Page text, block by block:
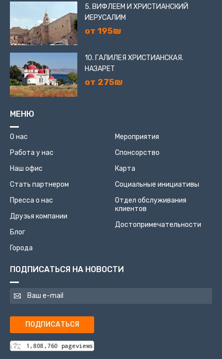
5. ВИФЛЕЕМ И ХРИСТИАНСКИЙ
ИЕРУСАЛИМ
от 195₪
10. ГАЛИЛЕЯ ХРИСТИАНСКАЯ.
НАЗАРЕТ
от 275₪
МЕНЮ
О нас
Работа у нас
Наш офис
Стать партнером
Пресса о нас
Друзья компании
Блог
Города
Мероприятия
Спонсорство
Карта
Социальные инициативы
Отдел обслуживания
клиентов
Достопримечательности
ПОДПИСАТЬСЯ НА НОВОСТИ
ПОДПИСАТЬСЯ